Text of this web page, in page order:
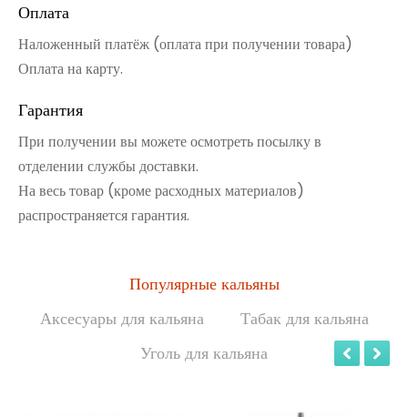
Оплата
Наложенный платёж (оплата при получении товара)
Оплата на карту.
Гарантия
При получении вы можете осмотреть посылку в
отделении службы доставки.
На весь товар (кроме расходных материалов)
распространяется гарантия.
Популярные кальяны
Аксесуары для кальяна
Табак для кальяна
Уголь для кальяна